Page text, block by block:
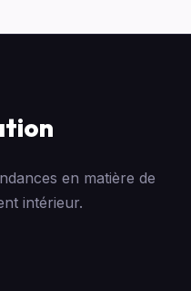
en matière de
intérieur.